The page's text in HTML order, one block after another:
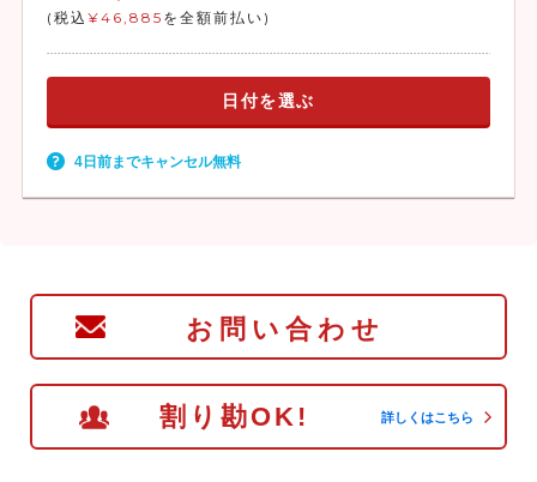
(税込 ¥46,885 を全額前払い)
日付を選ぶ
4日前までキャンセル無料
お問い合わせ
割り勘OK! 詳しくはこちら